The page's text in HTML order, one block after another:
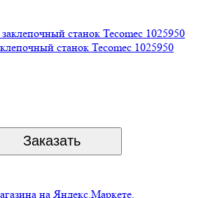
станок Tecomec 1025950